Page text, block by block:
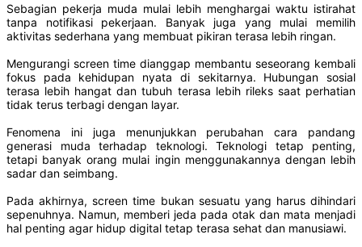
Sebagian pekerja muda mulai lebih menghargai waktu istirahat
tanpa notifikasi pekerjaan. Banyak juga yang mulai memilih
aktivitas sederhana yang membuat pikiran terasa lebih ringan.
Mengurangi screen time dianggap membantu seseorang kembali
fokus pada kehidupan nyata di sekitarnya. Hubungan sosial
terasa lebih hangat dan tubuh terasa lebih rileks saat perhatian
tidak terus terbagi dengan layar.
Fenomena ini juga menunjukkan perubahan cara pandang
generasi muda terhadap teknologi. Teknologi tetap penting,
tetapi banyak orang mulai ingin menggunakannya dengan lebih
sadar dan seimbang.
Pada akhirnya, screen time bukan sesuatu yang harus dihindari
sepenuhnya. Namun, memberi jeda pada otak dan mata menjadi
hal penting agar hidup digital tetap terasa sehat dan manusiawi.